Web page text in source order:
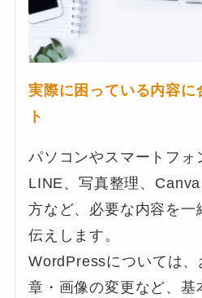
実際に困っている内容に
ト
パソコンやスマートフォ
LINE、写真整理、
方など、必要な内容を一
伝えします。
WordPressについては、
章・画像の変更など、基